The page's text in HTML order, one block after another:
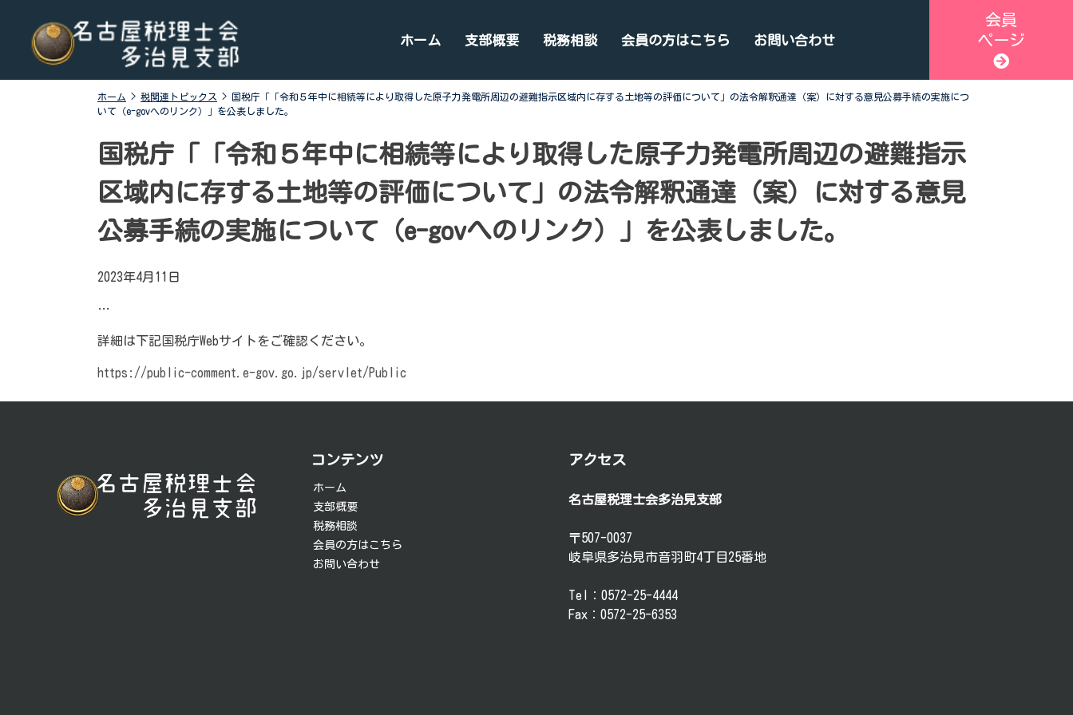
content
名古屋税理士会多治見支部
名古屋税理士会多治見支部、多治見市、土岐市、瑞浪
市、可児市と可児郡御嵩町の4市1町が所属する税理士会
です。地域の皆様に寄り添う税務の専門家として、税務
支援や研修会、租税教育などを行っております。税の無
料相談会も実施しております。お気軽にご連絡くださ
ホーム 支部概要 税務相談 会員の方はこちら お問い合わせ
会員
ページ
ホーム > 税関連トピックス > 国税庁「「令和５年中に相続等により取得した原子力発電所周辺の避難指示区域内に存する土地等の評価について」の法令解釈通達（案）に対する意見公募手続の実施につ
いて（e-govへのリンク）」を公表しました。
国税庁「「令和５年中に相続等により取得した原子力発電所周辺の避難指示
区域内に存する土地等の評価について」の法令解釈通達（案）に対する意見
公募手続の実施について（e-govへのリンク）」を公表しました。
2023年4月11日
…
詳細は下記国税庁Webサイトをご確認ください。
https://public-comment.e-gov.go.jp/servlet/Public
ナ
コンテンツ
ホーム
支部概要
税務相談
会員の方はこちら
お問い合わせ
アクセス
名古屋税理士会多治見支部
〒507-0037
岐阜県多治見市音羽町4丁目25番地
Tel：0572-25-4444
Fax：0572-25-6353